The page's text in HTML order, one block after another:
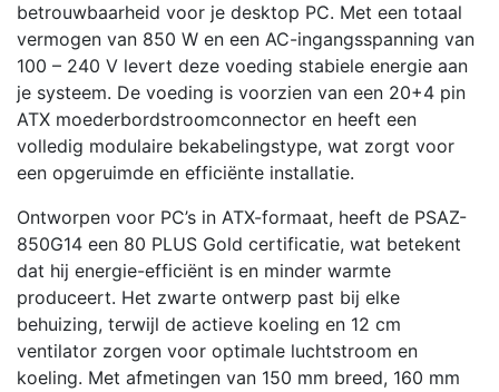
betrouwbaarheid voor je desktop PC. Met een totaal
vermogen van 850 W en een AC-ingangsspanning van
100 – 240 V levert deze voeding stabiele energie aan
je systeem. De voeding is voorzien van een 20+4 pin
ATX moederbordstroomconnector en heeft een
volledig modulaire bekabelingstype, wat zorgt voor
een opgeruimde en efficiënte installatie.
Ontworpen voor PC’s in ATX-formaat, heeft de PSAZ-
850G14 een 80 PLUS Gold certificatie, wat betekent
dat hij energie-efficiënt is en minder warmte
produceert. Het zwarte ontwerp past bij elke
behuizing, terwijl de actieve koeling en 12 cm
ventilator zorgen voor optimale luchtstroom en
koeling. Met afmetingen van 150 mm breed, 160 mm